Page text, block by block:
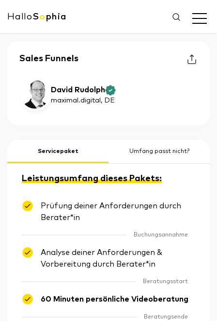
HalloSo phia
Sales Funnels
David Rudolph
maximal.digital , DE
Servicepaket Umfang passt nicht?
Leistungsumfang dieses Pakets:
Prüfung deiner Anforderungen durch
Berater*in
Buchungsannahme
Analyse deiner Anforderungen &
Vorbereitung durch Berater*in
Beratungsstart
60 Minuten persönliche Videoberatung
Beratungsende